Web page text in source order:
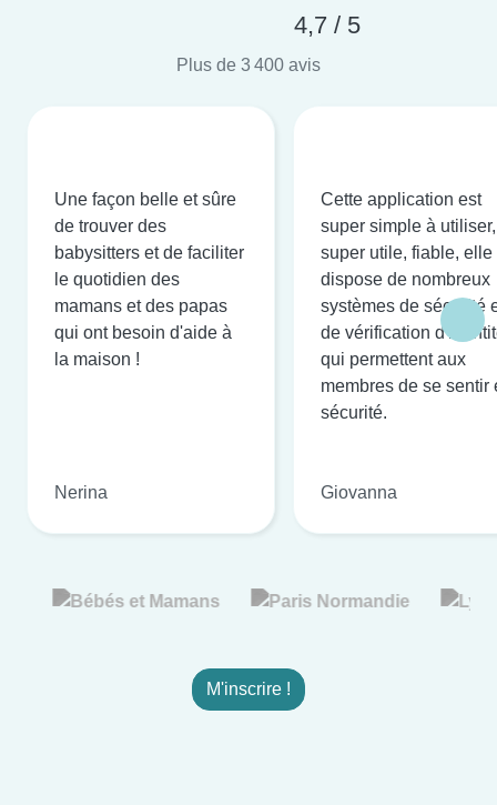
4,7 / 5
Plus de 3 400 avis
Une façon belle et sûre
de trouver des
babysitters et de faciliter
le quotidien des
mamans et des papas
qui ont besoin d'aide à
la maison !
Nerina
Cette application est
super simple à utiliser,
super utile, fiable, elle
dispose de nombreux
systèmes de sécurité
de vérification
qui permettent aux
membres de se sentir
sécurité.
Giovanna
M'inscrire !